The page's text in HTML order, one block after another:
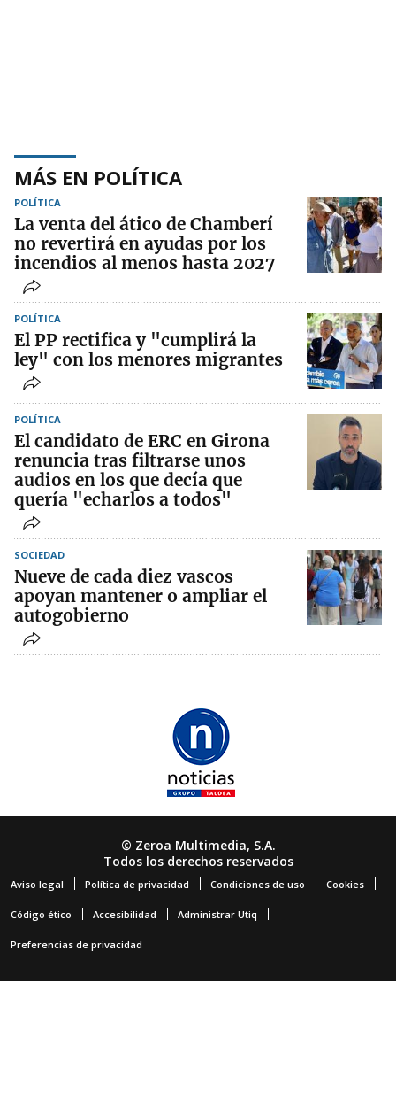
MÁS EN POLÍTICA
POLÍTICA
La venta del ático de Chamberí
no revertirá en ayudas por los
incendios al menos hasta 2027
POLÍTICA
El PP rectifica y "cumplirá la
ley" con los menores migrantes
POLÍTICA
El candidato de ERC en Girona
renuncia tras filtrarse unos
audios en los que decía que
quería "echarlos a todos"
SOCIEDAD
Nueve de cada diez vascos
apoyan mantener o ampliar el
autogobierno
© Zeroa Multimedia, S.A.
Todos los derechos reservados
Aviso legal Política de privacidad Condiciones de uso Cookies
Código ético Accesibilidad Administrar Utiq
Preferencias de privacidad